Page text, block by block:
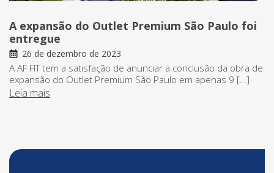
A expansão do Outlet Premium São Paulo foi
entregue
26 de dezembro de 2023
A AF FIT tem a satisfação de anunciar a conclusão da obra de
expansão do Outlet Premium São Paulo em apenas 9 […]
Leia mais